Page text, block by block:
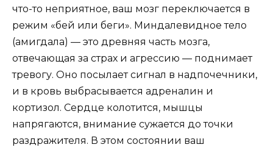
что-то неприятное, ваш мозг переключается в
режим «бей или беги». Миндалевидное тело
(амигдала) — это древняя часть мозга,
отвечающая за страх и агрессию — поднимает
тревогу. Оно посылает сигнал в надпочечники,
и в кровь выбрасывается адреналин и
кортизол. Сердце колотится, мышцы
напрягаются, внимание сужается до точки
раздражителя. В этом состоянии ваш